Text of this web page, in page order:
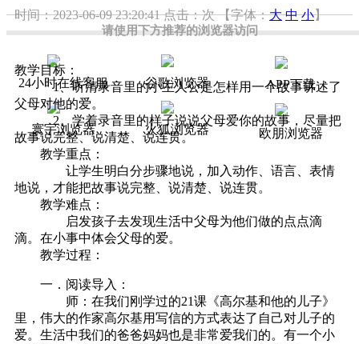
请使用下方推荐的浏览器访问
24小时在线客服 谷歌浏览器 APP下载
寰宇浏览器 火狐浏览器 欧朋浏览器
时间：2023-06-09 23:20:41点击：次 【字体：大 中 小】
教学目标：
1、听清录音里的小主人公是怎样用一个故事讲述了
父母对他的爱。
2、学着录音里的样子说说父母爱你的故事，尽量把
故事说完整、说清楚、说连贯。
教学重点：
让学生明白分步骤地说，加入动作、语言、表情
地说，才能把故事说完整、说清楚、说连贯。
教学难点：
启发孩子去发现生活中父母为他们做的点点滴
滴。在小事中体会父母的爱。
教学过程：
一．阅读导入：
师：在我们刚学过的21课《高尔基和他的儿子》
里，伟大的作家高尔基用写信的方式表达了自己对儿子的
爱。生活中我们的爸爸妈妈也是非常爱我们的。有一个小